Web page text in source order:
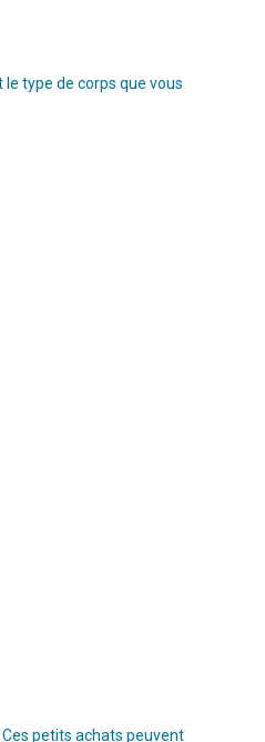
type de corps que vous
petits achats peuvent